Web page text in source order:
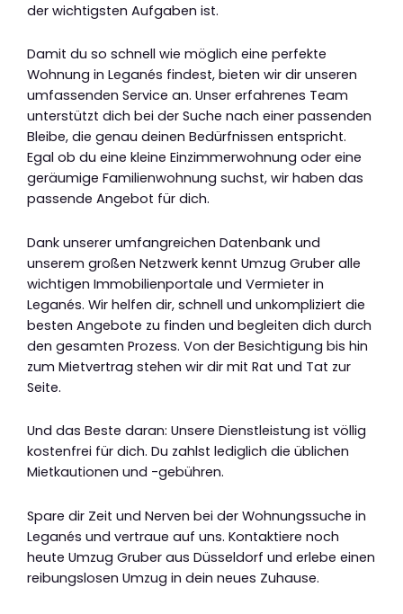
der wichtigsten Aufgaben ist.
Damit du so schnell wie möglich eine perfekte
Wohnung in Leganés findest, bieten wir dir unseren
umfassenden Service an. Unser erfahrenes Team
unterstützt dich bei der Suche nach einer passenden
Bleibe, die genau deinen Bedürfnissen entspricht.
Egal ob du eine kleine Einzimmerwohnung oder eine
geräumige Familienwohnung suchst, wir haben das
passende Angebot für dich.
Dank unserer umfangreichen Datenbank und
unserem großen Netzwerk kennt Umzug Gruber alle
wichtigen Immobilienportale und Vermieter in
Leganés. Wir helfen dir, schnell und unkompliziert die
besten Angebote zu finden und begleiten dich durch
den gesamten Prozess. Von der Besichtigung bis hin
zum Mietvertrag stehen wir dir mit Rat und Tat zur
Seite.
Und das Beste daran: Unsere Dienstleistung ist völlig
kostenfrei für dich. Du zahlst lediglich die üblichen
Mietkautionen und -gebühren.
Spare dir Zeit und Nerven bei der Wohnungssuche in
Leganés und vertraue auf uns. Kontaktiere noch
heute Umzug Gruber aus Düsseldorf und erlebe einen
reibungslosen Umzug in dein neues Zuhause.